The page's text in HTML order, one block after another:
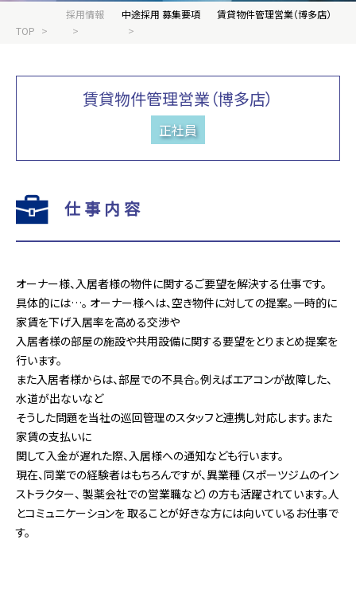
TOP
採用情報 中途採用 募集要項 賃貸物件管理営業（博多店）
賃貸物件管理営業（博多店）
正社員
仕事内容
オーナー様、入居者様の物件に関するご要望を解決する仕事です。
具体的には…。 オーナー様へは、空き物件に対しての提案。一時的に
家賃を下げ入居率を高める交渉や
入居者様の部屋の施設や共用設備に関する要望をとりまとめ提案を
行います。
また入居者様からは、部屋での不具合。例えばエアコンが故障した、
水道が出ないなど
そうした問題を当社の巡回管理のスタッフと連携し対応します。また
家賃の支払いに
関して入金が遅れた際、入居様への通知なども行います。
現在、同業での経験者はもちろんですが、異業種（スポーツジムのイン
ストラクター、 製薬会社での営業職など）の方も活躍されています。人
とコミュニケーションを 取ることが好きな方には向いているお仕事で
す。